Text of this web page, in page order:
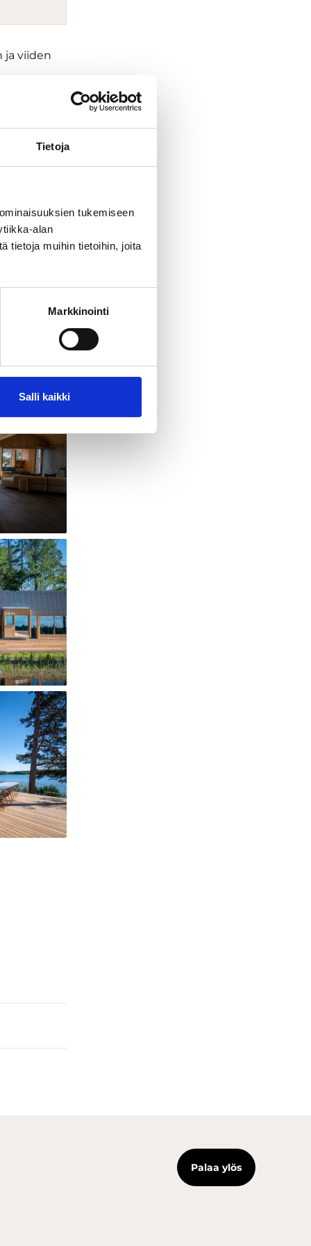
Tietoja
tukemiseen
alan
tietoja muihin tietoihin, joita
Markkinointi
Salli kaikki
ja viiden
myös
Palaa ylös